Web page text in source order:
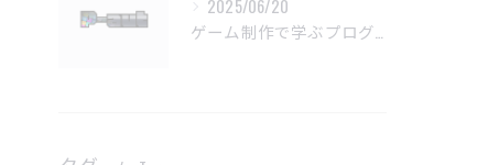
2025/06/20